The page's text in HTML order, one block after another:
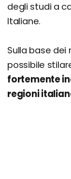
degli studi a
Italiane.
Sulla base
possibile
fortemente
regioni